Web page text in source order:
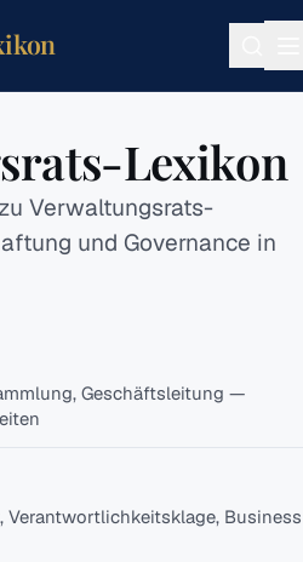
Lexikon
Verwaltungsrats-
und Governance in
Geschäftsleitung —
Business